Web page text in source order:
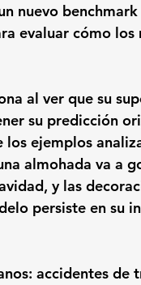
nuevo
evaluar cómo
al ver que su
su predicción
ejemplos
almohada va a
y las
persiste en su
accidentes de